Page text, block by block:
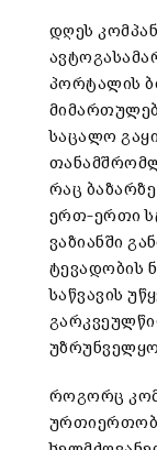
დღეს
პორტალის
საცალო
რაც ბაზარზე
ერთ–ერთი
ვაზიანში
ტევადობის
საწვავის
როგორც